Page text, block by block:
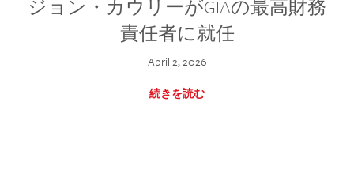
ジョン・カウリーがGIAの最高財務
責任者に就任
April 2, 2026
続きを読む